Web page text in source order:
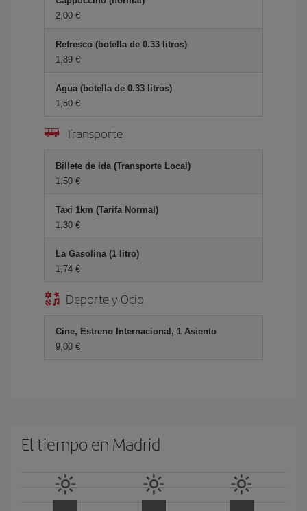
2,00 €
Refresco (botella de 0.33 litros)
1,89 €
Agua (botella de 0.33 litros)
1,50 €
Transporte
Billete de Ida (Transporte Local)
1,50 €
Taxi 1km (Tarifa Normal)
1,30 €
La Gasolina (1 litro)
1,74 €
Deporte y Ocio
Cine, Estreno Internacional, 1 Asiento
9,00 €
El tiempo en Madrid